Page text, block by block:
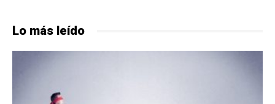
Lo más leído